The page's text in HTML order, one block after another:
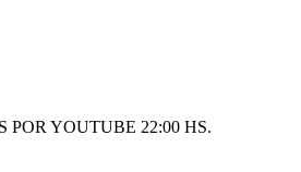
POR YOUTUBE 22:00 HS.